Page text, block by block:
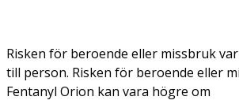
Risken för beroende eller missbruk
till person. Risken för beroende eller
Fentanyl Orion kan vara högre om